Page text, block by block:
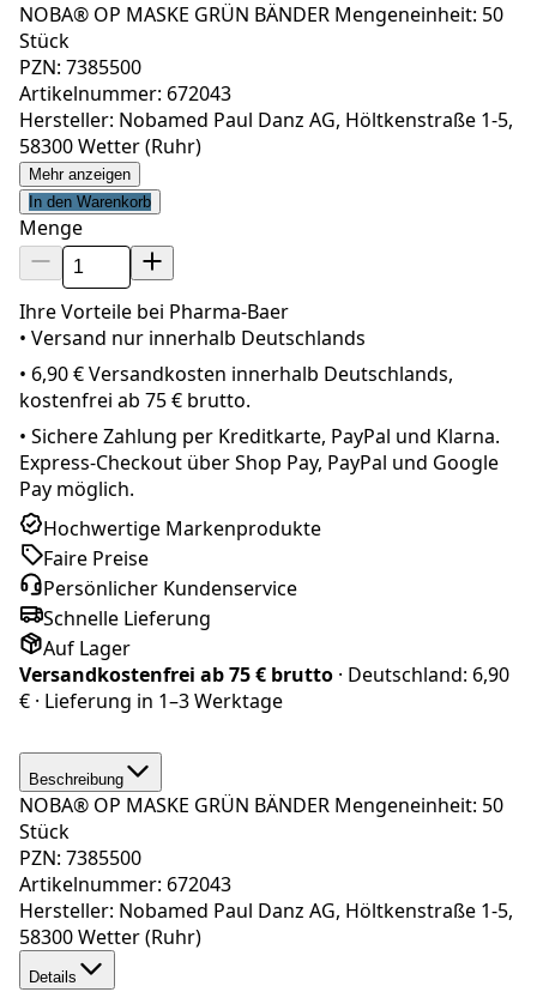
NOBA® OP MASKE GRÜN BÄNDER Mengeneinheit: 50
Stück
PZN: 7385500
Artikelnummer: 672043
Hersteller: Nobamed Paul Danz AG, Höltkenstraße 1-5,
58300 Wetter (Ruhr)
Mehr anzeigen
In den Warenkorb
Menge
Ihre Vorteile bei Pharma-Baer
• Versand nur innerhalb Deutschlands
• 6,90 € Versandkosten innerhalb Deutschlands,
kostenfrei ab 75 € brutto.
• Sichere Zahlung per Kreditkarte, PayPal und Klarna.
Express-Checkout über Shop Pay, PayPal und Google
Pay möglich.
Hochwertige Markenprodukte
Faire Preise
Persönlicher Kundenservice
Schnelle Lieferung
Auf Lager
Versandkostenfrei ab75 € brutto · Deutschland: 6,90
€ · Lieferung in 1–3 Werktage
Beschreibung
NOBA® OP MASKE GRÜN BÄNDER Mengeneinheit: 50
Stück
PZN: 7385500
Artikelnummer: 672043
Hersteller: Nobamed Paul Danz AG, Höltkenstraße 1-5,
58300 Wetter (Ruhr)
Details